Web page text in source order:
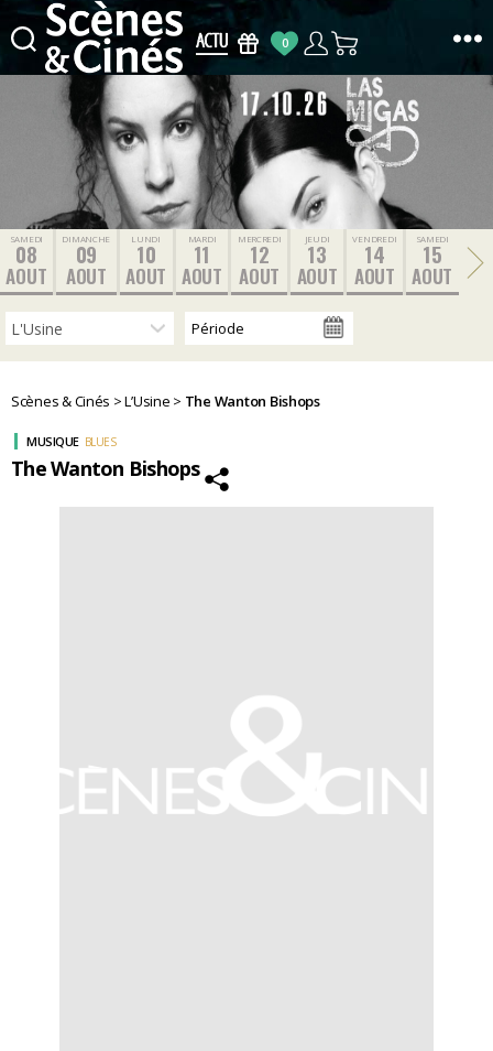
Scènes
&
Cinés
0
SAMEDI
08
AOUT
DIMANCHE
09
AOUT
LUNDI
10
AOUT
MARDI
11
AOUT
MERCREDI
12
AOUT
JEUDI
13
AOUT
VENDREDI
14
AOUT
SAMEDI
15
AOUT
Scènes & Cinés >L’Usine > The Wanton Bishops
The Wanton Bishops
MUSIQUE BLUES